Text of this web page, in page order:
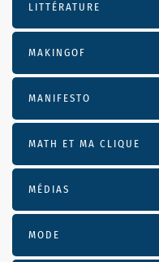
LITTÉRATURE
MAKINGOF
MANIFESTO
MATH ET MA CLIQUE
MÉDIAS
MODE